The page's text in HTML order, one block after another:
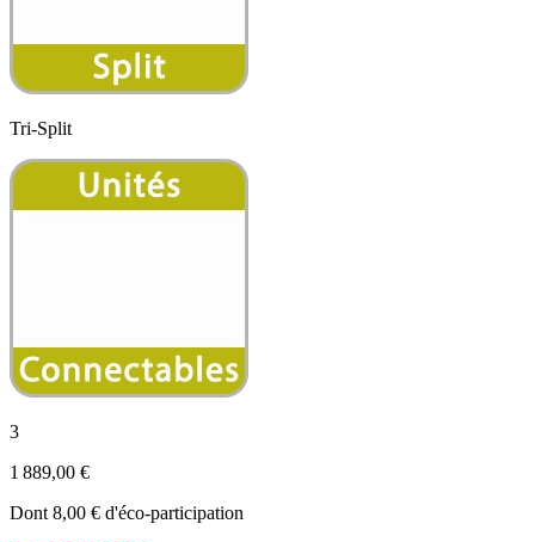
Tri-Split
3
1 889,00 €
Dont 8,00 € d'éco-participation